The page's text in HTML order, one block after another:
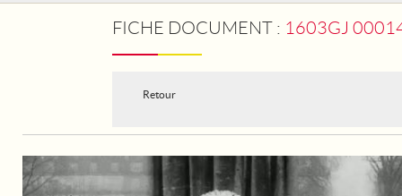
FICHE DOCUMENT : 1603GJ 00014 -
Retour